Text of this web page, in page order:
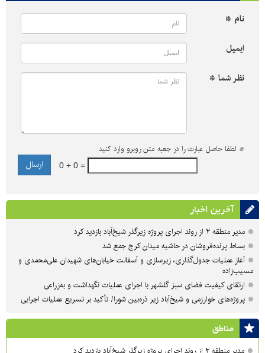
نام *
ایمیل
نظر شما *
* لطفا حاصل عبارت را در جعبه متن روبرو وارد کنید
0 + 0 =
آخرین اخبار
مدیر منطقه ۲ از روند اجرای پروژه زیرگذر شیخ‌آباد بازدید کرد
بساط پرنده‌فروشان در حاشیه میدان کرج جمع شد
آغاز عملیات جدول‌گذاری، زیرسازی و آسفالت خیابان‌های شهیدان علی‌محمدی و
مسیب‌زاده
ارتقای کیفیت فضای سبز گلشهر با اجرای عملیات نگهداشت و به‌زراعی
پروژه‌های خوارزمی و شیخ‌آباد زیر ذره‌بین شورا/ تأکید بر تسریع عملیات اجرایی
مناطق